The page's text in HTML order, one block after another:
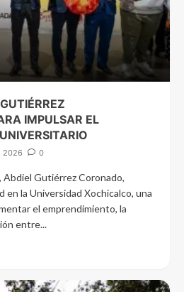
IMPULSAR EL
2026 0
Abdiel Gutiérrez Coronado,
en la Universidad Xochicalco, una
el emprendimiento, la
entre...